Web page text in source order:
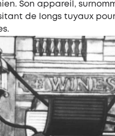
Son appareil,
de longs tuyaux